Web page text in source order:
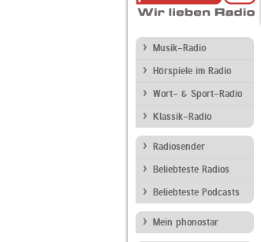
Musik-Radio
Hörspiele im Radio
Wort- & Sport-Radio
Klassik-Radio
Radiosender
Beliebteste Radios
Beliebteste Podcasts
Mein phonostar